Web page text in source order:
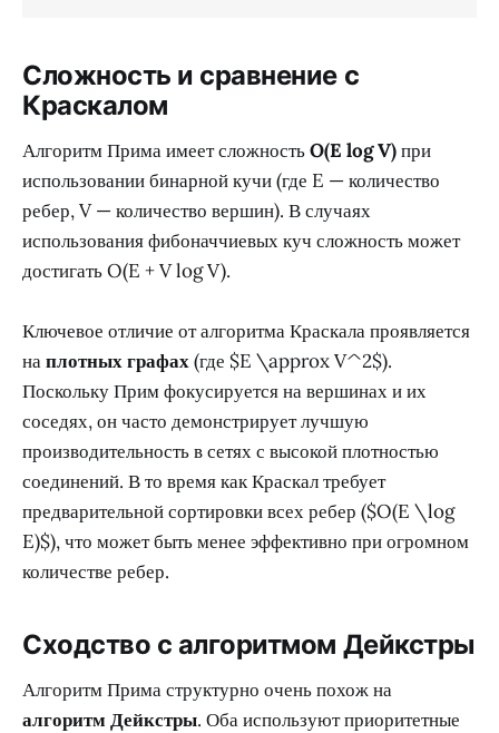
Сложность и сравнение с
Краскалом
Алгоритм Прима имеет сложностьO(E log V)при
использовании бинарной кучи (где E — количество
ребер, V — количество вершин). В случаях
использования фибоначчиевых куч сложность может
достигать O(E + V log V).
Ключевое отличие от алгоритма Краскала проявляется
наплотных графах(где $E \approx V^2$).
Поскольку Прим фокусируется на вершинах и их
соседях, он часто демонстрирует лучшую
производительность в сетях с высокой плотностью
соединений. В то время как Краскал требует
предварительной сортировки всех ребер ($O(E \log
E)$), что может быть менее эффективно при огромном
количестве ребер.
Сходство с алгоритмом Дейкстры
Алгоритм Прима структурно очень похож на
алгоритм Дейкстры. Оба используют приоритетные